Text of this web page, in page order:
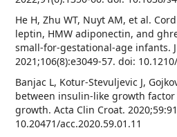
He H, Zhu WT, Nuyt AM, et al.
leptin, HMW adiponectin, and
small-for-gestational-age infants.
2021;106(8):e3049-57. doi:
Banjac L, Kotur-Stevuljevic J,
between insulin-like growth
growth. Acta Clin Croat.
10.20471/acc.2020.59.01.11